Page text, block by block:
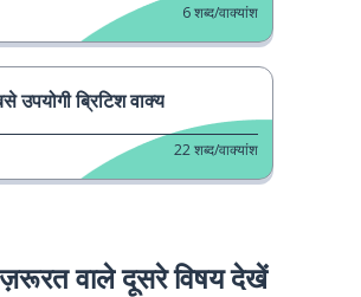
6शब्द/वाक्यांश
उपयोगी ब्रिटिश वाक्य
22शब्द/वाक्यांश
वाले दूसरे विषय देखें